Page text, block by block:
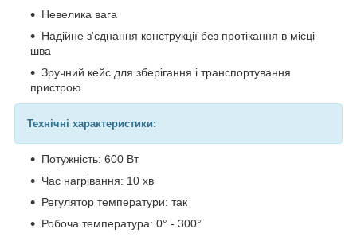
Невелика вага
Надійне з'єднання конструкції без протікання в місці
шва
Зручний кейс для зберігання і транспортування
пристрою
Технічні характеристики:
Потужність: 600 Вт
Час нагрівання: 10 хв
Регулятор температури: так
Робоча температура: 0° - 300°